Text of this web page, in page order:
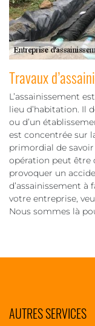
Travaux
L’assainissement
lieu d’habitation. Il
ou d’un
est concentrée sur
primordial de
opération peut être
provoquer un
d’assainissement
votre entreprise,
Nous sommes là
AUTRES SERVICES